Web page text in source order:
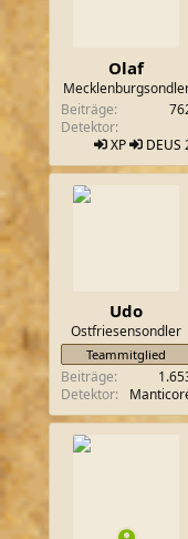
Olaf
Beiträge
Detektor
XP
DEUS
Udo
Ostfriesensondler
Teammitglied
Beiträge
Detektor